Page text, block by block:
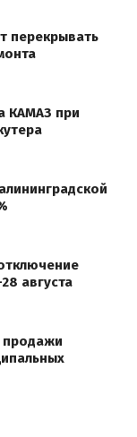
перекрывать
КАМАЗ при
августа
продажи